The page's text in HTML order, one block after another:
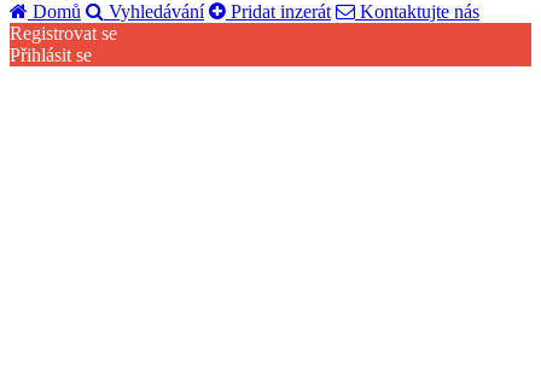
Domů Vyhledávání Pridat inzerát
Kontaktujte nás
Registrovat se
Přihlásit se